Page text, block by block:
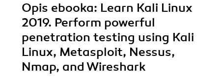
Opis ebooka: Learn Kali Linux
2019. Perform powerful
penetration testing using Kali
Linux, Metasploit, Nessus,
Nmap, and Wireshark